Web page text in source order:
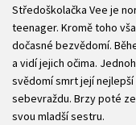
Středoškolačka Vee je
teenager. Kromě toho
dočasné bezvědomí.
a vidí jejich očima.
svědomí smrt její nejlepší
sebevraždu. Brzy poté
svou mladší sestru.